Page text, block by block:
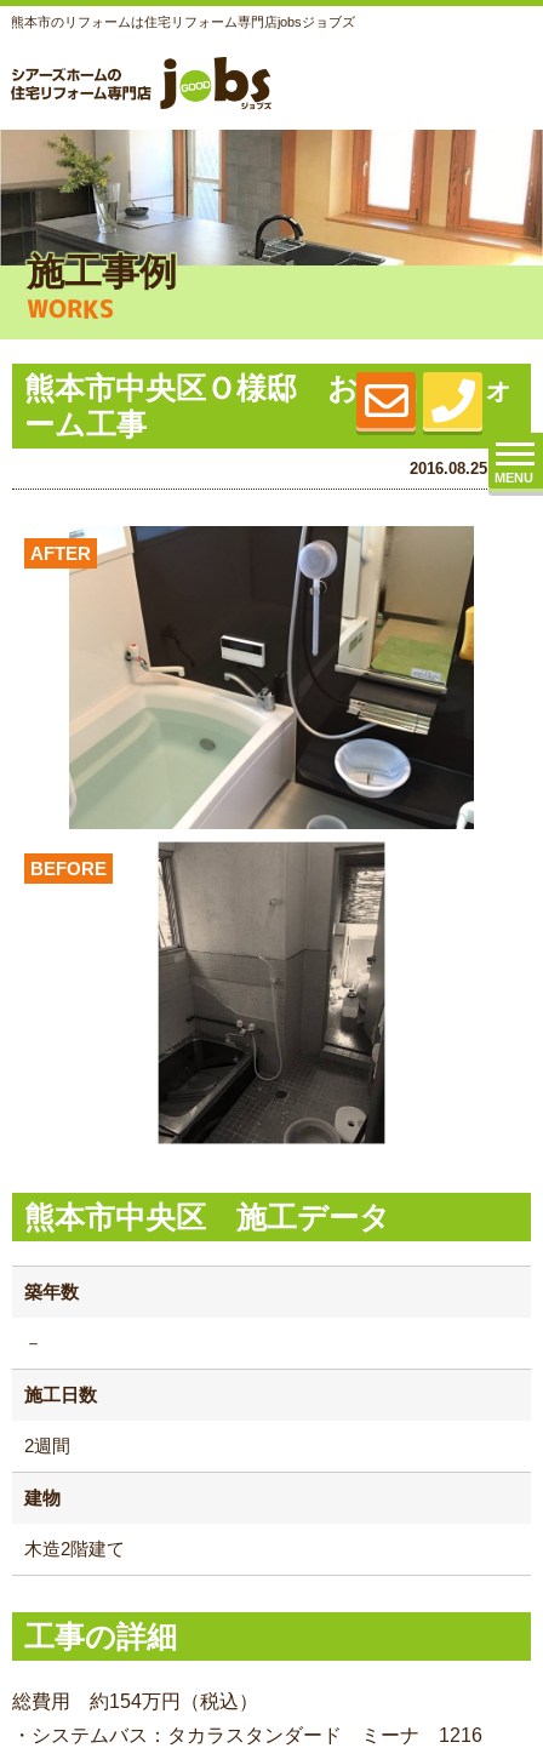
熊本市のリフォームは住宅リフォーム専門店jobsジョブズ
MENU
施工事例
WORKS
熊本市中央区Ｏ様邸 お風呂リフォ
ーム工事
2016.08.25 (Thu)
AFTER
BEFORE
熊本市中央区 施工データ
築年数
－
施工日数
2週間
建物
木造2階建て
工事の詳細
総費用 約154万円（税込）
・システムバス：タカラスタンダード ミーナ 1216